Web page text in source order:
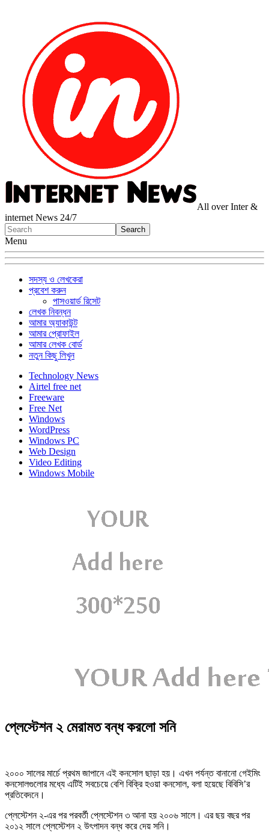
All over Inter &
internet News 24/7
Menu
সদস্য ও লেখকেরা
প্রবেশ করুন
পাসওয়ার্ড রিসেট
লেখক নিবন্ধন
আমার অ্যাকাউন্ট
আমার প্রোফাইল
আমার লেখক বোর্ড
নতুন কিছু লিখুন
Technology News
Airtel free net
Freeware
Free Net
Windows
WordPress
Windows PC
Web Design
Video Editing
Windows Mobile
প্লেস্টেশন ২ মেরামত বন্ধ করলো সনি
২০০০ সালের মার্চে প্রথম জাপানে এই কনসোল ছাড়া হয়। এখন পর্যন্ত বানানো গেইমিং
কনসোলগুলোর মধ্যে এটিই সবচেয়ে বেশি বিক্রি হওয়া কনসোল, বলা হয়েছে বিবিসি’র
প্রতিবেদনে।
প্লেস্টেশন ২-এর পর পরবর্তী প্লেস্টেশন ৩ আনা হয় ২০০৬ সালে। এর ছয় বছর পর
২০১২ সালে প্লেস্টেশন ২ উৎপাদন বন্ধ করে দেয় সনি।